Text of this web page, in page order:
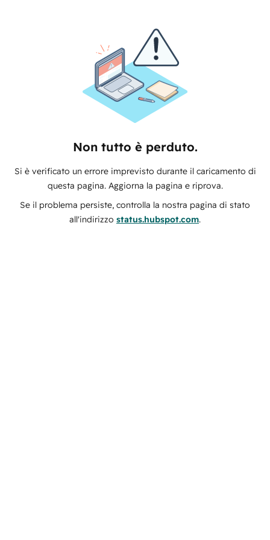
Non tutto è perduto.
Si è verificato un errore imprevisto durante il caricamento di
questa pagina. Aggiorna la pagina e riprova.
Se il problema persiste, controlla la nostra pagina di stato
all'indirizzo status.hubspot.com.